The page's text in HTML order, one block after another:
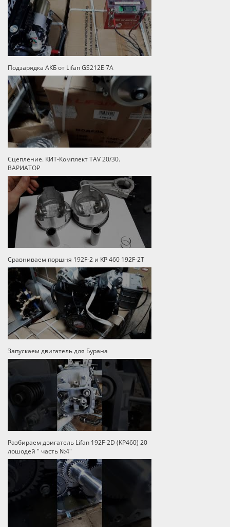
Подзарядка АКБ от Lifan GS212E 7A
Сцепление. КИТ-Комплект TAV 20/30.
ВАРИАТОР
Сравниваем поршня 192F-2 и KP 460 192F-2T
Запускаем двигатель для Бурана
Разбираем двигатель Lifan 192F-2D (KP460) 20
лошодей " часть №4"